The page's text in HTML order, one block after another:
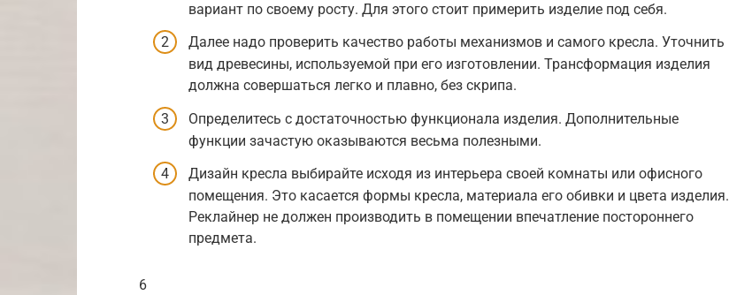
вариант по своему росту. Для этого стоит примерить изделие под себя.
Далее надо проверить качество работы механизмов и самого кресла. Уточнить
вид древесины, используемой при его изготовлении. Трансформация изделия
должна совершаться легко и плавно, без скрипа.
Определитесь с достаточностью функционала изделия. Дополнительные
функции зачастую оказываются весьма полезными.
Дизайн кресла выбирайте исходя из интерьера своей комнаты или офисного
помещения. Это касается формы кресла, материала его обивки и цвета изделия.
Реклайнер не должен производить в помещении впечатление постороннего
предмета.
6